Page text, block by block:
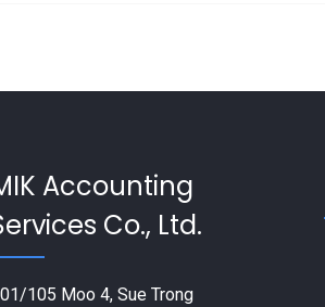
Accounting
Co., Ltd.
105 Moo 4, Sue Trong